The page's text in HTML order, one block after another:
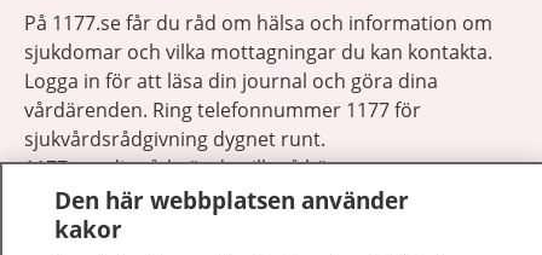
På 1177.se får du råd om hälsa och information om
sjukdomar och vilka mottagningar du kan kontakta.
Logga in för att läsa din journal och göra dina
vårdärenden. Ring telefonnummer 1177 för
sjukvårdsrådgivning dygnet runt.
1177 ger dig råd när du vill må bättre.
Den här webbplatsen använder
kakor